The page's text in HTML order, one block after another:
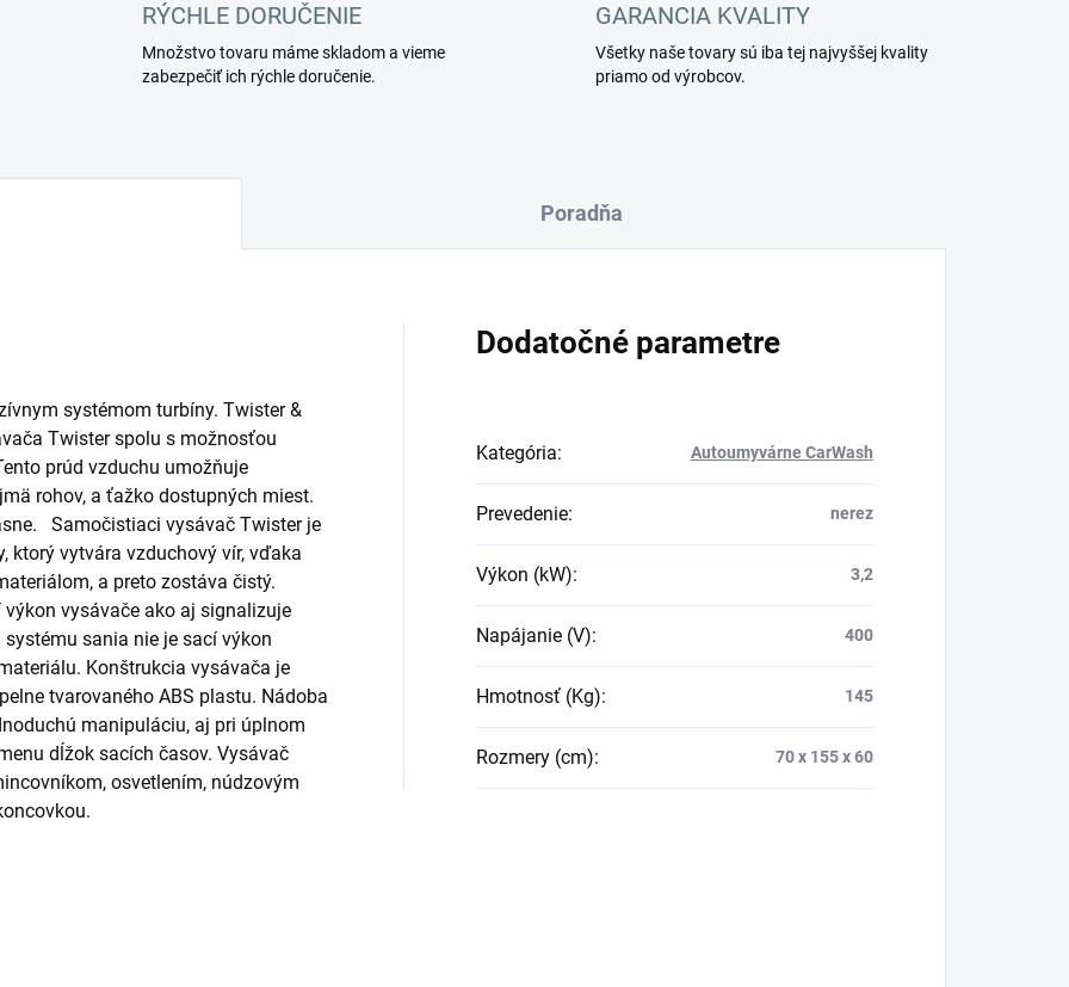
RÝCHLE DORUČENIE
Množstvo tovaru máme skladom a vieme
zabezpečiť ich rýchle doručenie.
GARANCIA KVALITY
Všetky naše tovary sú iba tej najvyššej kvality
priamo od výrobcov.
Poradňa
systémom turbíny. Twister &
Twister spolu s možnosťou
prúd vzduchu umožňuje
rohov, a ťažko dostupných miest.
Samočistiaci vysávač Twister je
ktorý vytvára vzduchový vír, vďaka
a preto zostáva čistý.
vysávače ako aj signalizuje
sania nie je sací výkon
Konštrukcia vysávača je
tvarovaného ABS plastu. Nádoba
manipuláciu, aj pri úplnom
dĺžok sacích časov. Vysávač
osvetlením, núdzovým
Dodatočné parametre
Kategória: Autoumyvárne CarWash
Prevedenie: nerez
Výkon (kW): 3,2
Napájanie (V): 400
Hmotnosť (Kg): 145
Rozmery (cm): 70 x 155 x 60